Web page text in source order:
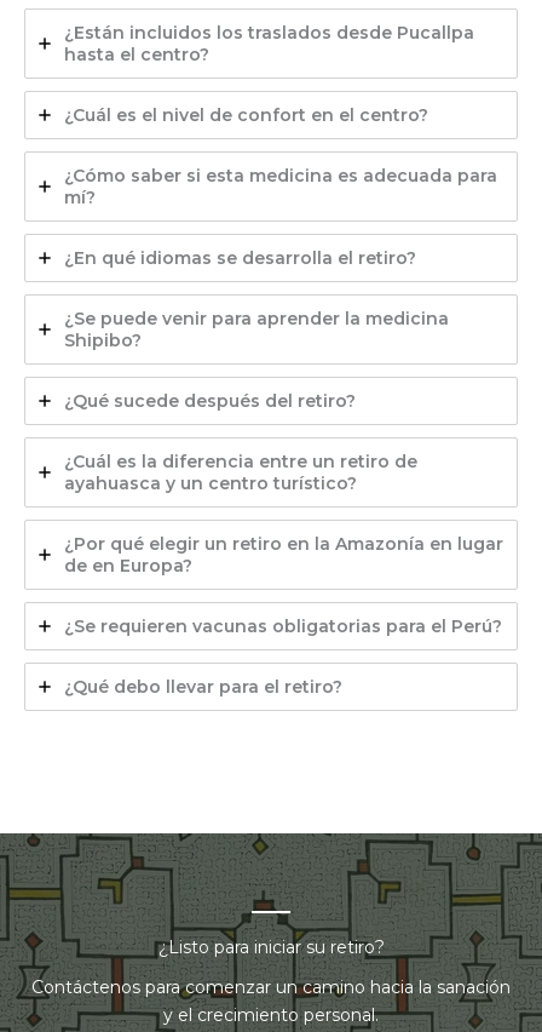
¿Están incluidos los traslados desde Pucallpa
hasta el centro?
¿Cuál es el nivel de confort en el centro?
¿Cómo saber si esta medicina es adecuada para
mí?
¿En qué idiomas se desarrolla el retiro?
¿Se puede venir para aprender la medicina
Shipibo?
¿Qué sucede después del retiro?
¿Cuál es la diferencia entre un retiro de
ayahuasca y un centro turístico?
¿Por qué elegir un retiro en la Amazonía en lugar
de en Europa?
¿Se requieren vacunas obligatorias para el Perú?
¿Qué debo llevar para el retiro?
¿Listo para iniciar su retiro?
Contáctenos para comenzar un camino hacia la sanación
y el crecimiento personal.